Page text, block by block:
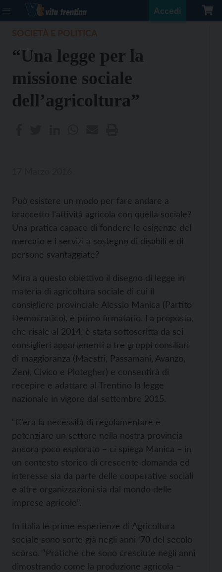
Accedi
“Una legge per la
missione sociale
dell’agricoltura”
Può esistere un modo per fare andare a
braccetto l’attività agricola con quella sociale?
Una pratica capace di fondere le esigenze del
mercato e i servizi a sostegno di disabili e di
persone svantaggiate?
Mira a questo obiettivo il disegno di legge in
materia di agricoltura sociale di cui il
consigliere provinciale Alessio Manica (Partito
Democratico), è primo firmatario. La proposta,
che risale al 2014, è stata sottoscritta da sei
consiglieri appartenenti a tre gruppi consiliari
di maggioranza (Maestri, Passamani, Avanzo,
Zeni, Civico e Plotegher) e consentirà di
recepire e adattare al Trentino la legge
nazionale in vigore dal settembre 2015.
“C’era la necessità di regolamentare e
potenziare un settore nella nostra provincia
ancora poco esplorato – ci spiega Manica – in
un contesto storico di crescente domanda ed
interesse sia da parte delle cooperative sociali
e altre organizzazioni sia dal mondo delle
imprese agricole”.
In Italia le prime esperienze di Agricoltura
sociale sono sorte già negli anni ‘70 del secolo
scorso. “Pratiche che sono cresciute negli anni
dimostrando come la produzione agricola –